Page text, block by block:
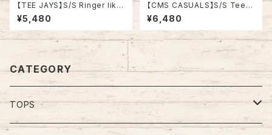
【TEE JAYS】S/S Ringer like
Tee XL 90s Made in USA
“Bourbon Street”vintage リ
ンガーライク レイヤード Tシャ
ツ ニューオーリンズ バーボンス
トリート JAZZ 楽器 アルコール
ヴィンテージ シングルステッチ
アメリカ USA レトロ 古着
¥5,480
【CMS CASUALS】S/S Tee L
80s-90s Made in USA “DU
CK LIGHT” vintage USA製
ダックライト アニマル ビール ア
ルコール ヴィンテージ シングル
ステッチ アメリカ USA レトロ
古着
¥6,480
CATEGORY
TOPS